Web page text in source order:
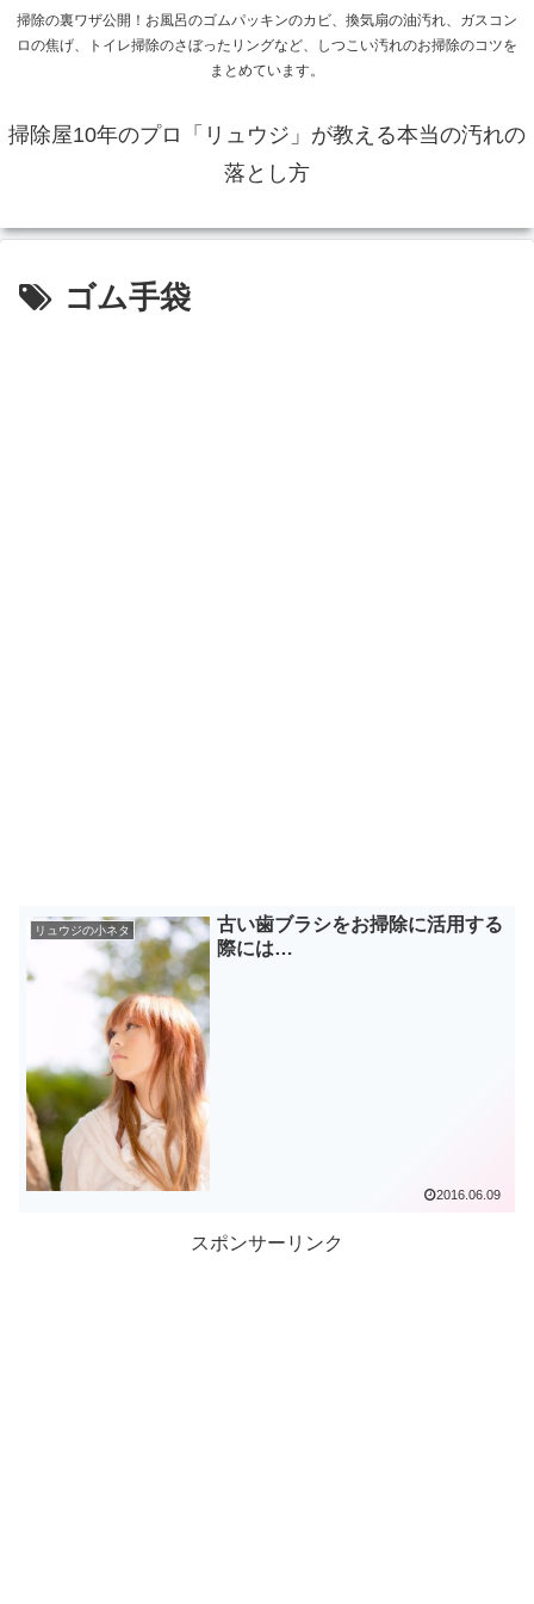
掃除の裏ワザ公開！お風呂のゴムパッキンのカビ、換気扇の油汚れ、ガスコン
ロの焦げ、トイレ掃除のさぼったリングなど、しつこい汚れのお掃除のコツを
まとめています。
掃除屋10年のプロ「リュウジ」が教える本当の汚れの
落とし方
ゴム手袋
リュウジの小ネタ
古い歯ブラシをお掃除に活用する
際には…
2016.06.09
スポンサーリンク